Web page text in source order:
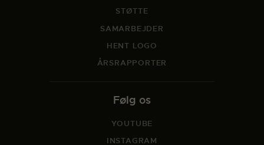
STØTTE
SAMARBEJDER
HENT LOGO
ÅRSRAPPORTER
Følg os
YOUTUBE
INSTAGRAM